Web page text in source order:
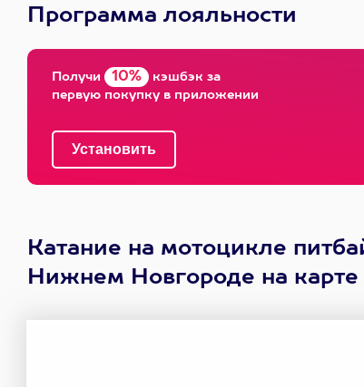
Программа лояльности
Получи 10% кэшбэк за
первую покупку в приложении
Катание на мотоцикле
Нижнем Новгороде на карте